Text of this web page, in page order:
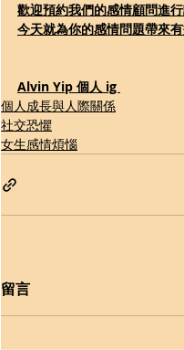
歡迎預約我們的感情顧問進
今天就為你的感情問題帶來
Alvin Yip 個人 ig
個人成長與人際關係
社交恐懼
女生感情煩惱
留言